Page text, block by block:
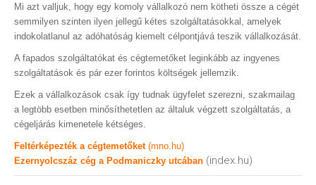
Mi azt valljuk, hogy egy komoly vállalkozó nem kötheti össze a cégét
semmilyen szinten ilyen jellegű kétes szolgáltatásokkal, amelyek
indokolatlanul az adóhatóság kiemelt célpontjává teszik vállalkozását.
A fapados szolgáltatókat és cégtemetőket leginkább az ingyenes
szolgáltatások és pár ezer forintos költségek jellemzik.
Ezek a vállalkozások csak így tudnak ügyfelet szerezni, szakmailag
a legtöbb esetben minősíthetetlen az általuk végzett szolgáltatás, a
cégeljárás kimenetele kétséges.
Feltérképezték a cégtemetőket (mno.hu)
Ezernyolcszáz cég a Podmaniczky utcában (index.hu)